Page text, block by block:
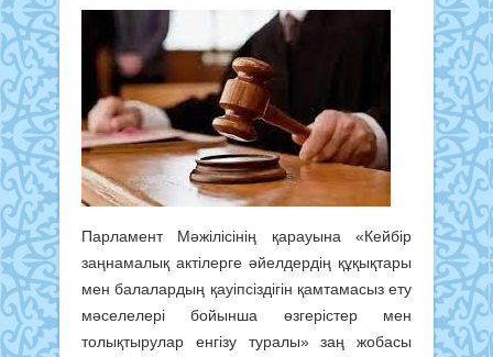
Парламент Мәжілісінің қарауына «Кейбір
заңнамалық актілерге әйелдердің құқықтары
мен балалардың қауіпсіздігін қамтамасыз ету
мәселелері бойынша өзгерістер мен
толықтырулар енгізу туралы» заң жобасы